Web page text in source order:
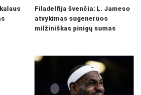
Filadelfija švenčia: L. Jameso
atvykimas sugeneruos
milžiniškas pinigų sumas